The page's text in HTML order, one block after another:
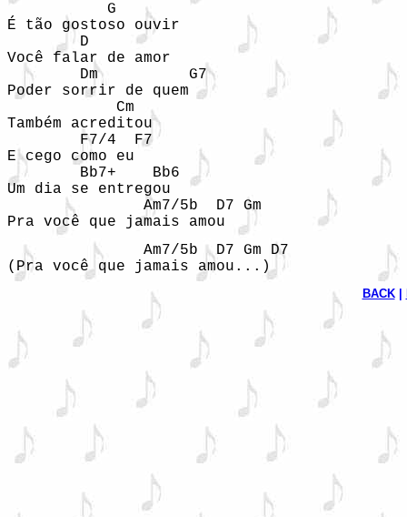
           G
É tão gostoso ouvir
        D
Você falar de amor
        Dm          G7
Poder sorrir de quem
            Cm
Também acreditou
        F7/4  F7
E cego como eu
        Bb7+    Bb6
Um dia se entregou
               Am7/5b  D7 Gm
Pra você que jamais amou
               Am7/5b  D7 Gm D7
(Pra você que jamais amou...)
BACK |